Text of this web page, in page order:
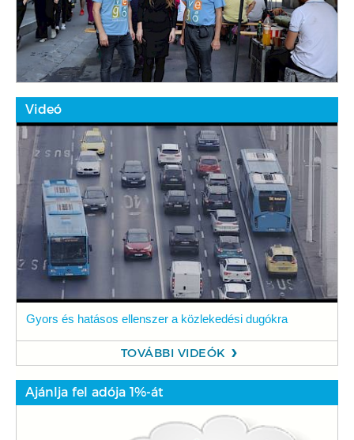
Videó
Gyors és hatásos ellenszer a közlekedési dugókra
TOVÁBBI VIDEÓK
Ajánlja fel adója 1%-át